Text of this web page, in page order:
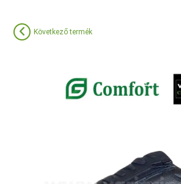
Következő termék